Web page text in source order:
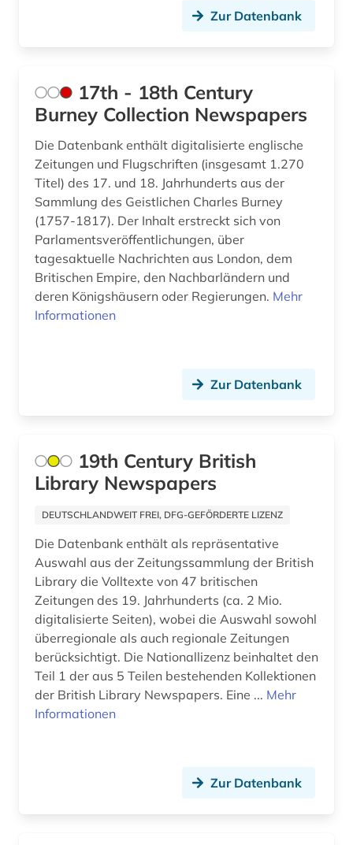
book of kells (1)
brief (4)
briefe (1)
briefsammlung (5)
britannisch (1)
britische geschichte (1)
britisches englisch (1)
british national corpus (2)
brontë (1)
buch (1)
buchdruck (1)
bürgerrechtsbewegung (3)
calderón (1)
canada (1)
canterbury tales (2)
cartoon (1)
charles (1)
Zur Datenbank
17th - 18th Century
Burney Collection Newspapers
Die Datenbank enthält digitalisierte englische
Zeitungen und Flugschriften (insgesamt 1.270
Titel) des 17. und 18. Jahrhunderts aus der
Sammlung des Geistlichen Charles Burney
(1757-1817). Der Inhalt erstreckt sich von
Parlamentsveröffentlichungen, über
tagesaktuelle Nachrichten aus London, dem
Britischen Empire, den Nachbarländern und
deren Königshäusern oder Regierungen. Mehr
Informationen
Zur Datenbank
19th Century British
Library Newspapers
DEUTSCHLANDWEIT FREI, DFG-GEFÖRDERTE LIZENZ
Die Datenbank enthält als repräsentative
Auswahl aus der Zeitungssammlung der British
Library die Volltexte von 47 britischen
Zeitungen des 19. Jahrhunderts (ca. 2 Mio.
digitalisierte Seiten), wobei die Auswahl sowohl
überregionale als auch regionale Zeitungen
berücksichtigt. Die Nationallizenz beinhaltet den
Teil 1 der aus 5 Teilen bestehenden Kollektionen
der British Library Newspapers. Eine ... Mehr
Informationen
Zur Datenbank